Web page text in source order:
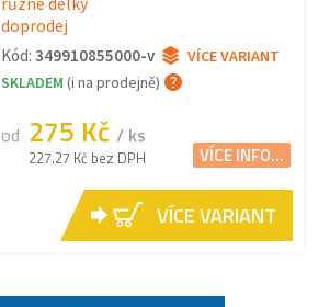
doprodej
Kód: 349910855000-v
VÍCE VARIANT
SKLADEM (i na prodejně)
od 275 Kč / ks
227.27 Kč bez DPH VÍCE INFO...
VÍCE VARIANT